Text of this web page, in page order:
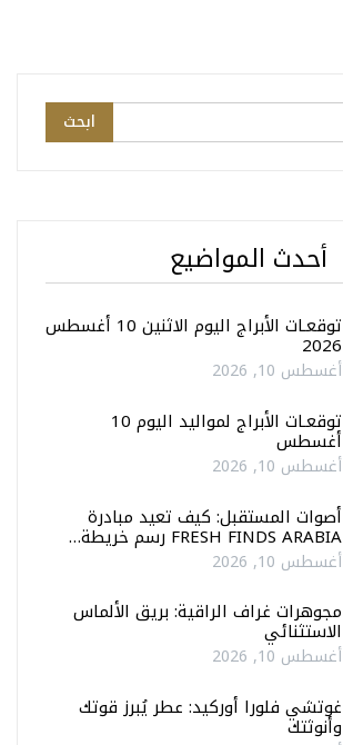
أحدث المواضيع
توقعـات الأبراج اليوم الاثنين 10 أغسطس
2026
أغسطس 10, 2026
توقعـات الأبراج لمواليد اليوم 10
أغسطس
أغسطس 10, 2026
أصوات المستقبل: كيف تعيد مبادرة
FRESH FINDS ARABIA رسم خريطة…
أغسطس 10, 2026
مجوهرات غراف الراقية: بريق الألماس
الاستثنائي
أغسطس 10, 2026
غوتشي فلورا أوركيد: عطر يُبرز قوتك
وأنوثتك